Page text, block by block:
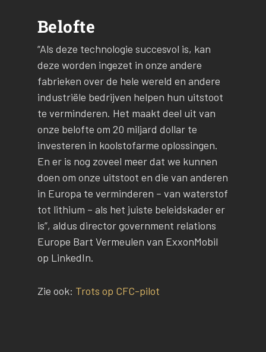
Belofte
“Als deze technologie succesvol is, kan
deze worden ingezet in onze andere
fabrieken over de hele wereld en andere
industriële bedrijven helpen hun uitstoot
te verminderen. Het maakt deel uit van
onze belofte om 20 miljard dollar te
investeren in koolstofarme oplossingen.
En er is nog zoveel meer dat we kunnen
doen om onze uitstoot en die van anderen
in Europa te verminderen – van waterstof
tot lithium – als het juiste beleidskader er
is”, aldus director government relations
Europe Bart Vermeulen van ExxonMobil
op LinkedIn.
Zie ook: Trots op CFC-pilot